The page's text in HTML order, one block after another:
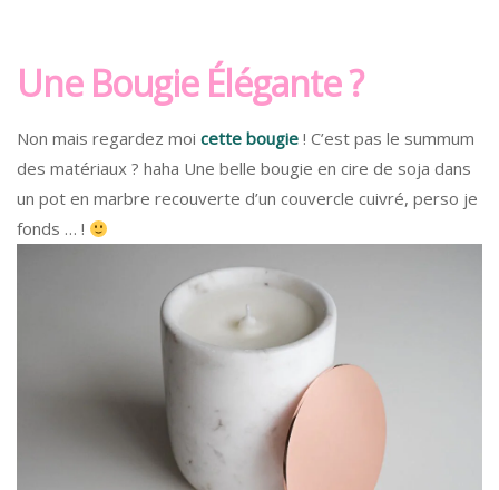
Une Bougie Élégante ?
Non mais regardez moi cette bougie ! C’est pas le summum
des matériaux ? haha Une belle bougie en cire de soja dans
un pot en marbre recouverte d’un couvercle cuivré, perso je
fonds … !